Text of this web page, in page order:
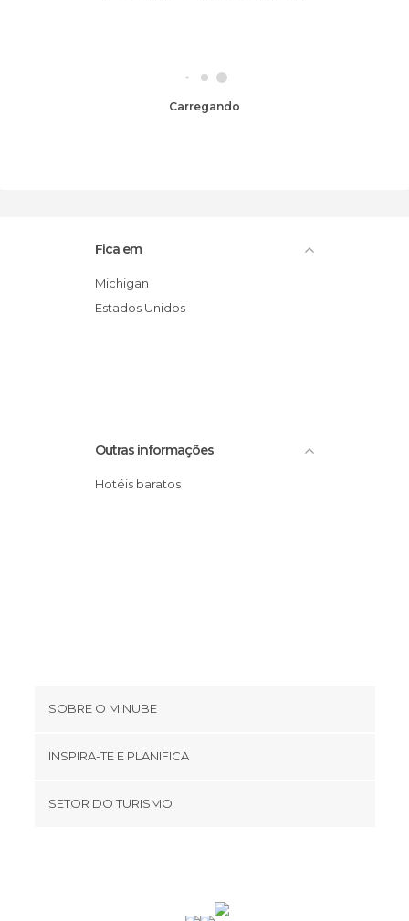
Carregando
Fica em
Michigan
Estados Unidos
Outras informações
Hotéis baratos
SOBRE O MINUBE
Términos e Condições
INSPIRA-TE E PLANIFICA
SETOR DO TURISMO